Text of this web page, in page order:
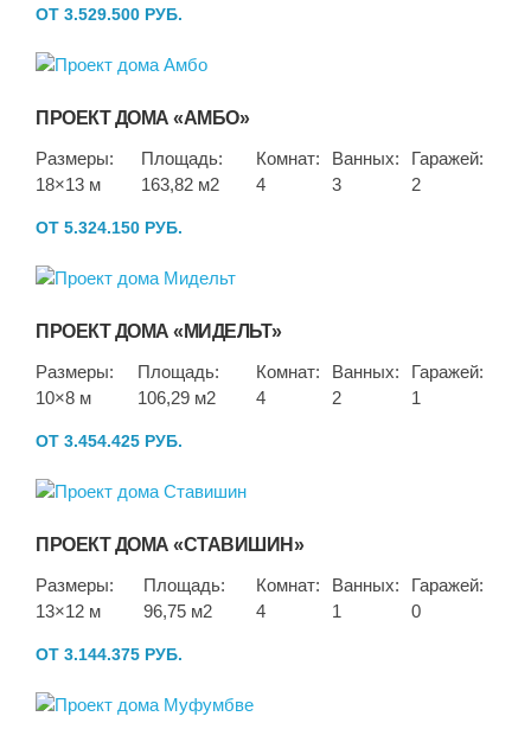
ОТ 3.529.500 РУБ.
ПРОЕКТ ДОМА «АМБО»
Размеры:
18×13 м
Площадь:
163,82 м2
Комнат:
4
Ванных:
3
Гаражей:
2
ОТ 5.324.150 РУБ.
ПРОЕКТ ДОМА «МИДЕЛЬТ»
Размеры:
10×8 м
Площадь:
106,29 м2
Комнат:
4
Ванных:
2
Гаражей:
1
ОТ 3.454.425 РУБ.
ПРОЕКТ ДОМА «СТАВИШИН»
Размеры:
13×12 м
Площадь:
96,75 м2
Комнат:
4
Ванных:
1
Гаражей:
0
ОТ 3.144.375 РУБ.